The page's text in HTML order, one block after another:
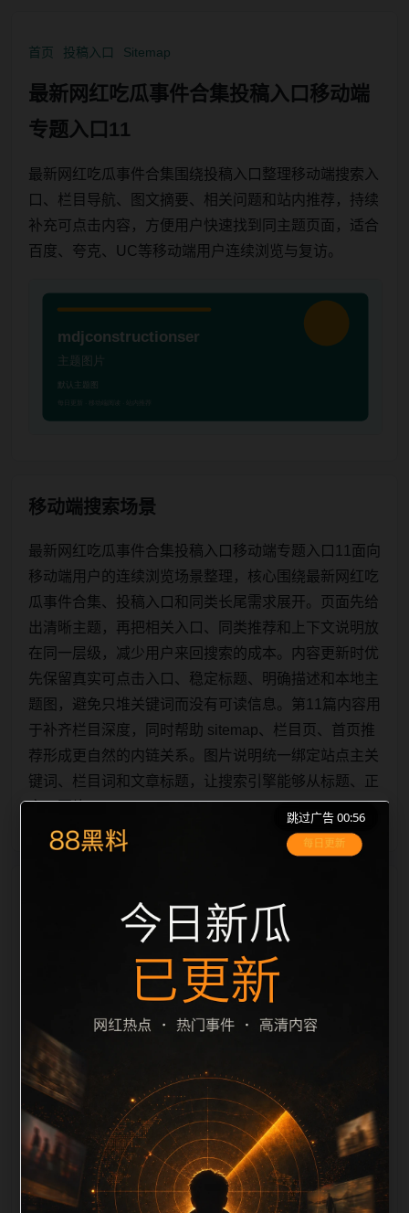
首页 投稿入口 Sitemap
最新网红吃瓜事件合集投稿入口移动端
专题入口11
最新网红吃瓜事件合集围绕投稿入口整理移动端搜索入
口、栏目导航、图文摘要、相关问题和站内推荐，持续
补充可点击内容，方便用户快速找到同主题页面，适合
百度、夸克、UC等移动端用户连续浏览与复访。
移动端搜索场景
最新网红吃瓜事件合集投稿入口移动端专题入口11面向
移动端用户的连续浏览场景整理，核心围绕最新网红吃
瓜事件合集、投稿入口和同类长尾需求展开。页面先给
出清晰主题，再把相关入口、同类推荐和上下文说明放
在同一层级，减少用户来回搜索的成本。内容更新时优
先保留真实可点击入口、稳定标题、明确描述和本地主
题图，避免只堆关键词而没有可读信息。第11篇内容用
于补齐栏目深度，同时帮助 sitemap、栏目页、首页推
荐形成更自然的内链关系。图片说明统一绑定站点主关
键词、栏目词和文章标题，让搜索引擎能够从标题、正
文、图片 alt、title
之间识别一致主题。后续每日采集时，建议继续执行远
程图片本地化、坏图默认图兜底、标题去重和
description 长度过滤。如果同一主题下有多个相近页
面，应通过不同角度补充事件背景、访问场景、相关问
题或专题入口，降低站群页面之间的重复感。页面底部
保留同类推荐、上一篇下一篇和 sitemap 入口，保证重
要页面点击深度尽量控制在三次以内。正文维护时可按
用户搜索路径补充三类信息：入口是否稳定、同栏目还
有哪些可继续阅读、移动端打开时图片和摘要是否一
致。每次新增内容后同步检查标题、description、
canonical、主题图、alt、title和推荐链接，确保页面既
跳过广告 00:56